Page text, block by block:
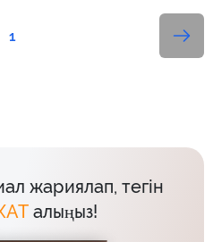
1
жариялап, тегін
алыңыз!